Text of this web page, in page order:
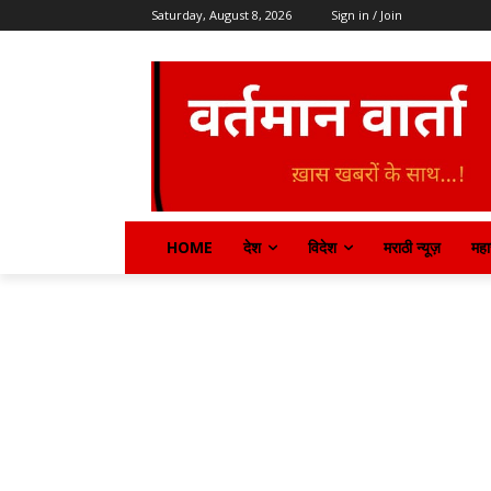
Saturday, August 8, 2026 Sign in / Join
HOME देश विदेश मराठी न्यूज़